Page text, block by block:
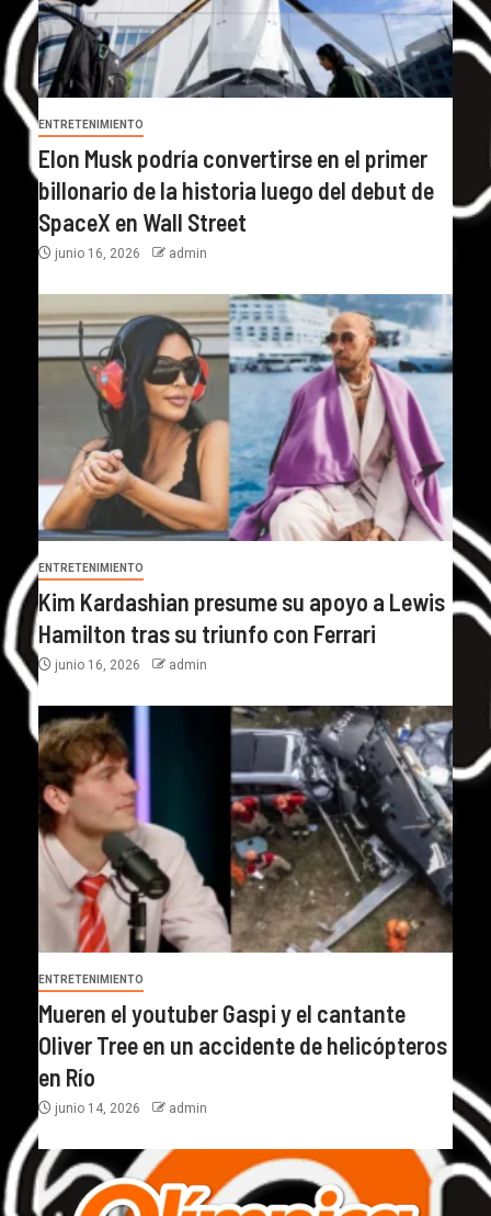
ENTRETENIMIENTO
Elon Musk podría convertirse en el primer
billonario de la historia luego del debut de
SpaceX en Wall Street
junio 16, 2026 admin
ENTRETENIMIENTO
Kim Kardashian presume su apoyo a Lewis
Hamilton tras su triunfo con Ferrari
junio 16, 2026 admin
ENTRETENIMIENTO
Mueren el youtuber Gaspi y el cantante
Oliver Tree en un accidente de helicópteros
en Río
junio 14, 2026 admin